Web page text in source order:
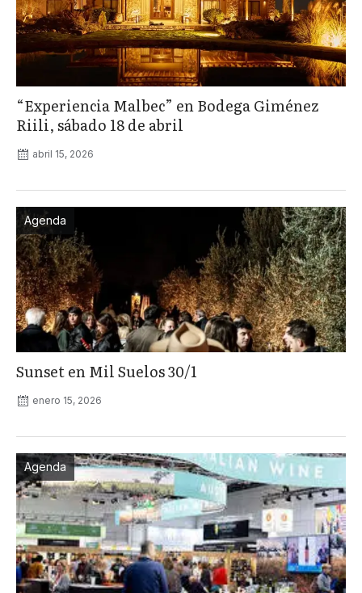
“Experiencia Malbec” en Bodega Giménez
Riili, sábado 18 de abril
abril 15, 2026
Agenda
Sunset en Mil Suelos 30/1
enero 15, 2026
Agenda